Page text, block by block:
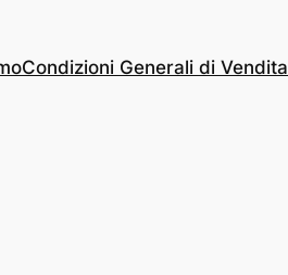
Condizioni Generali di Vendita